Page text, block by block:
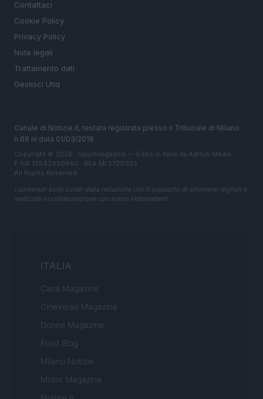
Contattaci
Cookie Policy
Privacy Policy
Note legali
Trattamento dati
Gestisci Utiq
Canale di Notizie.it, testata registrata presso il Tribunale di Milano
n.68 in data 01/03/2018
Copyright © 2026 · Sportmagazine — Edito in Italia da AdHub Media
P.IVA 13542920965 · REA MI 2729933
All Rights Reserved
I contenuti sono curati dalla redazione con il supporto di strumenti digitali e
realizzati in collaborazione con autori indipendenti.
ITALIA
Casa Magazine
Cineverse Magazine
Donne Magazine
Food Blog
Milano Notizie
Motor Magazine